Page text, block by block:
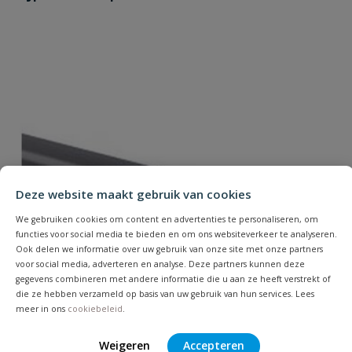
Deze website maakt gebruik van cookies
We gebruiken cookies om content en advertenties te personaliseren, om
functies voor social media te bieden en om ons websiteverkeer te analyseren.
Ook delen we informatie over uw gebruik van onze site met onze partners
voor social media, adverteren en analyse. Deze partners kunnen deze
gegevens combineren met andere informatie die u aan ze heeft verstrekt of
die ze hebben verzameld op basis van uw gebruik van hun services. Lees
meer in ons cookiebeleid.
Weigeren Accepteren
Naam
Samenvatting
Beoordeling